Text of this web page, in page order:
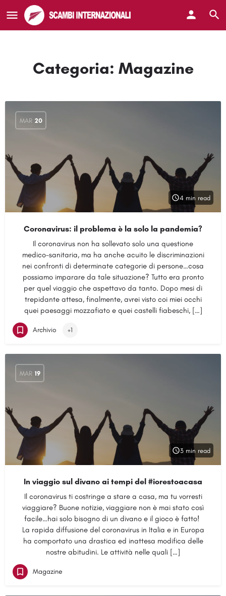
Categoria: Magazine
MAR 20
4 min read
Coronavirus: il problema è la solo la pandemia?
Il coronavirus non ha sollevato solo una questione
medico-sanitaria, ma ha anche acuito le discriminazioni
nei confronti di determinate categorie di persone…cosa
possiamo imparare da tale situazione? Tutto era pronto
per quel viaggio che aspettavo da tanto. Dopo mesi di
trepidante attesa, finalmente, avrei visto coi miei occhi
quei paesaggi mozzafiato e quei castelli fiabeschi, […]
Archivio +1
MAR 19
3 min read
In viaggio sul divano ai tempi del #iorestoacasa
Il coronavirus ti costringe a stare a casa, ma tu vorresti
viaggiare? Buone notizie, viaggiare non è mai stato così
facile…hai solo bisogno di un divano e il gioco è fatto!
La rapida diffusione del coronavirus in Italia e in Europa
ha comportato una drastica ed inattesa modifica delle
nostre abitudini. Le attività nelle quali […]
Magazine